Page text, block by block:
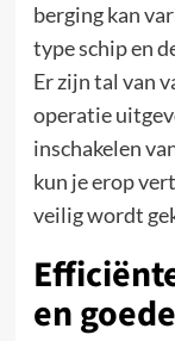
berging kan
type schip en
Er zijn tal van
operatie
inschakelen
kun je erop
veilig wordt
en